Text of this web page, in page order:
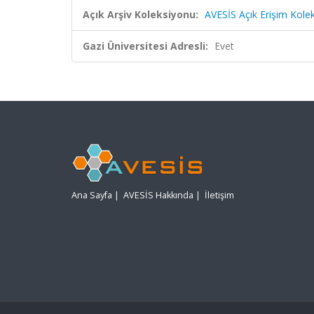
Açık Arşiv Koleksiyonu: AVESİS Açık Erişim
Gazi Üniversitesi Adresli: Evet
Ana Sayfa | AVESİS Hakkında | İletişim